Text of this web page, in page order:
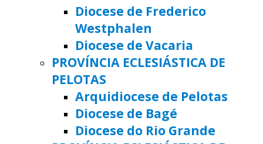
Diocese de Frederico
Westphalen
Diocese de Vacaria
PROVÍNCIA ECLESIÁSTICA DE
PELOTAS
Arquidiocese de Pelotas
Diocese de Bagé
Diocese do Rio Grande